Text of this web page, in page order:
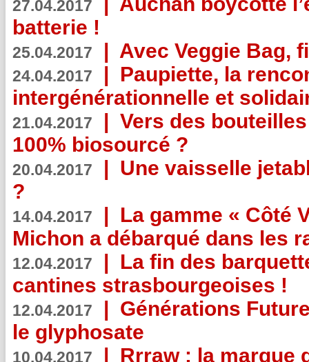
27.04.2017
batterie !
25.04.2017 | Avec Veggie Bag,
24.04.2017 | Paupiette, la
intergénérationnelle et
21.04.2017 | Vers des
100% biosourcé ?
20.04.2017 | Une vaisselle
?
14.04.2017 | La gamme « Côté
Michon a débarqué dans les
12.04.2017 | La fin des
cantines strasbourgeoises !
12.04.2017 | Générations
le glyphosate
10.04.2017 | Rrraw : la marque